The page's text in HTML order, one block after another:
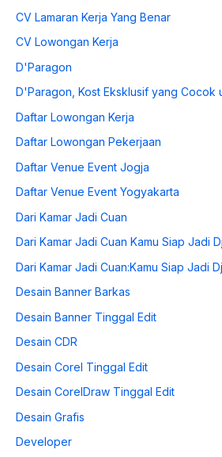
CV Lamaran Kerja Yang Benar
CV Lowongan Kerja
D'Paragon
D'Paragon, Kost Eksklusif yang Cocok
Daftar Lowongan Kerja
Daftar Lowongan Pekerjaan
Daftar Venue Event Jogja
Daftar Venue Event Yogyakarta
Dari Kamar Jadi Cuan
Dari Kamar Jadi Cuan Kamu Siap Jadi
Dari Kamar Jadi Cuan:Kamu Siap Jadi
Desain Banner Barkas
Desain Banner Tinggal Edit
Desain CDR
Desain Corel Tinggal Edit
Desain CorelDraw Tinggal Edit
Desain Grafis
Developer